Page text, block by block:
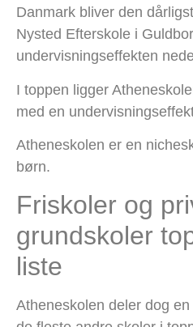
Danmark bliver den
Nysted Efterskole i
undervisningseffekten
I toppen ligger
med en
Atheneskolen er en
børn.
Friskoler og
grundskoler
liste
Atheneskolen deler dog